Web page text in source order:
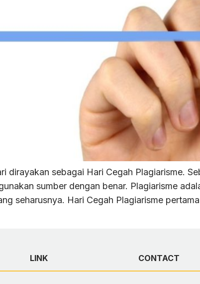
dirayakan sebagai Hari Cegah Plagiarisme.
sumber dengan benar. Plagiarisme
seharusnya. Hari Cegah Plagiarisme
LINK CONTACT